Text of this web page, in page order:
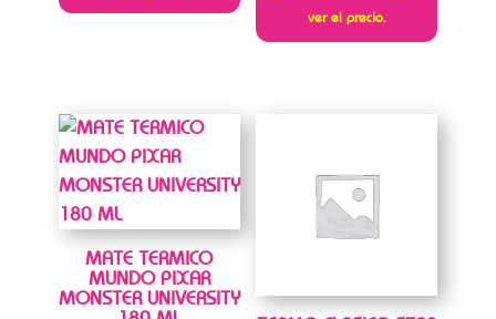
ver el precio.
MATE TERMICO
MUNDO PIXAR
MONSTER UNIVERSITY